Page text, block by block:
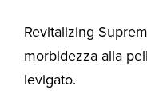
Revitalizing
morbidezza alla
levigato.